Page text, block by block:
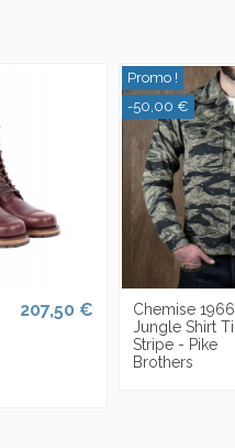
207,50 €
Promo !
-50,00 €
Chemise 1966
Jungle Shirt
Stripe - Pike
Brothers